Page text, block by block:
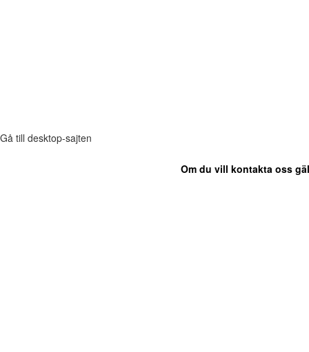
Gå till desktop-sajten
Om du vill kontakta oss